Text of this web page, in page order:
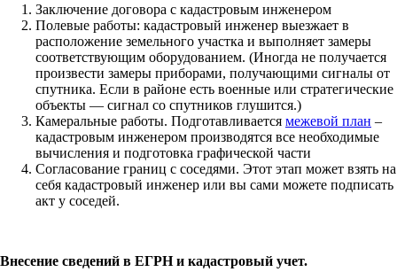
Заключение договора с кадастровым инженером
Полевые работы: кадастровый инженер выезжает в
расположение земельного участка и выполняет замеры
соответствующим оборудованием. (Иногда не получается
произвести замеры приборами, получающими сигналы от
спутника. Если в районе есть военные или стратегические
объекты — сигнал со спутников глушится.)
Камеральные работы. Подготавливается межевой план –
кадастровым инженером производятся все необходимые
вычисления и подготовка графической части
Согласование границ с соседями. Этот этап может взять на
себя кадастровый инженер или вы сами можете подписать
акт у соседей.
Внесение сведений в ЕГРН и кадастровый учет.